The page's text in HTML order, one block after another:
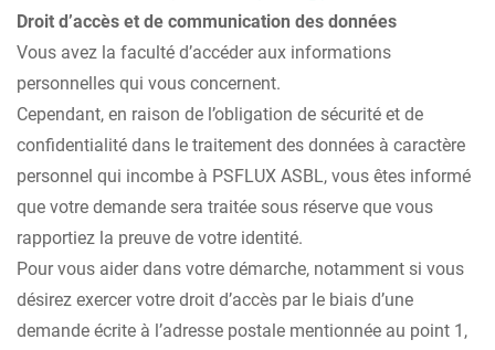
Droit d’accès et de communication des données
Vous avez la faculté d’accéder aux informations
personnelles qui vous concernent.
Cependant, en raison de l’obligation de sécurité et de
confidentialité dans le traitement des données à caractère
personnel qui incombe à PSFLUX ASBL, vous êtes informé
que votre demande sera traitée sous réserve que vous
rapportiez la preuve de votre identité.
Pour vous aider dans votre démarche, notamment si vous
désirez exercer votre droit d’accès par le biais d’une
demande écrite à l’adresse postale mentionnée au point 1,